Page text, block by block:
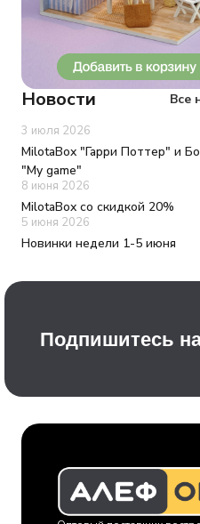
Новости Все
3 июля 2026
MilotaBox "Гарри Поттер" и
"My game"
8 июня 2026
MilotaBox со скидкой 20%
5 июня 2026
Новинки недели 1-5 июня
Подпишитесь